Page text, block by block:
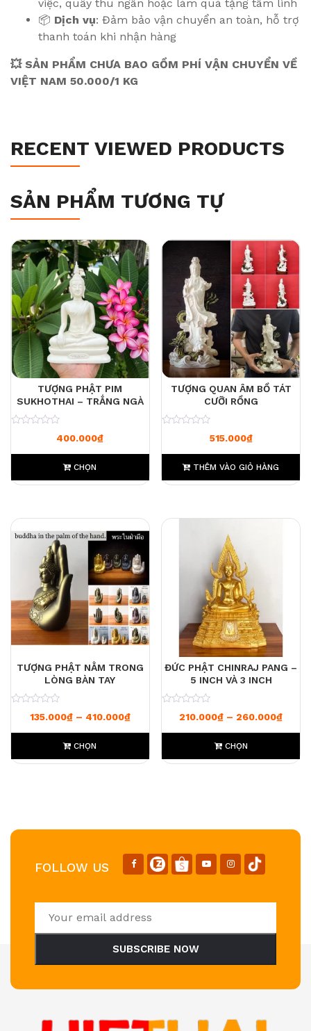
việc, quầy thu ngân hoặc làm quà tặng tâm linh
📦 Dịch vụ: Đảm bảo vận chuyển an toàn, hỗ trợ
thanh toán khi nhận hàng
💥 SẢN PHẨM CHƯA BAO GỒM PHÍ VẬN CHUYỂN VỀ
VIỆT NAM 50.000/1 KG
RECENT VIEWED PRODUCTS
SẢN PHẨM TƯƠNG TỰ
TƯỢNG PHẬT PIM
SUKHOTHAI – TRẮNG NGÀ
400.000₫
CHỌN
TƯỢNG QUAN ÂM BỒ TÁT
CƯỠI RỒNG
515.000₫
THÊM VÀO GIỎ HÀNG
TƯỢNG PHẬT NẰM TRONG
LÒNG BÀN TAY
135.000₫ – 410.000₫Khoảng giá: từ 135.000₫ đến
CHỌN
ĐỨC PHẬT CHINRAJ PANG –
5 INCH VÀ 3 INCH
210.000₫ – 260.000₫
CHỌN
FOLLOW US
SUBSCRIBE NOW